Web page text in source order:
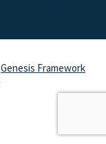
Genesis Framework